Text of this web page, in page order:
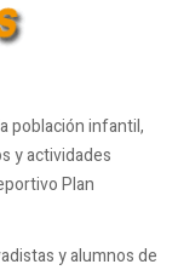
población infantil,
y actividades
Plan
y alumnos de